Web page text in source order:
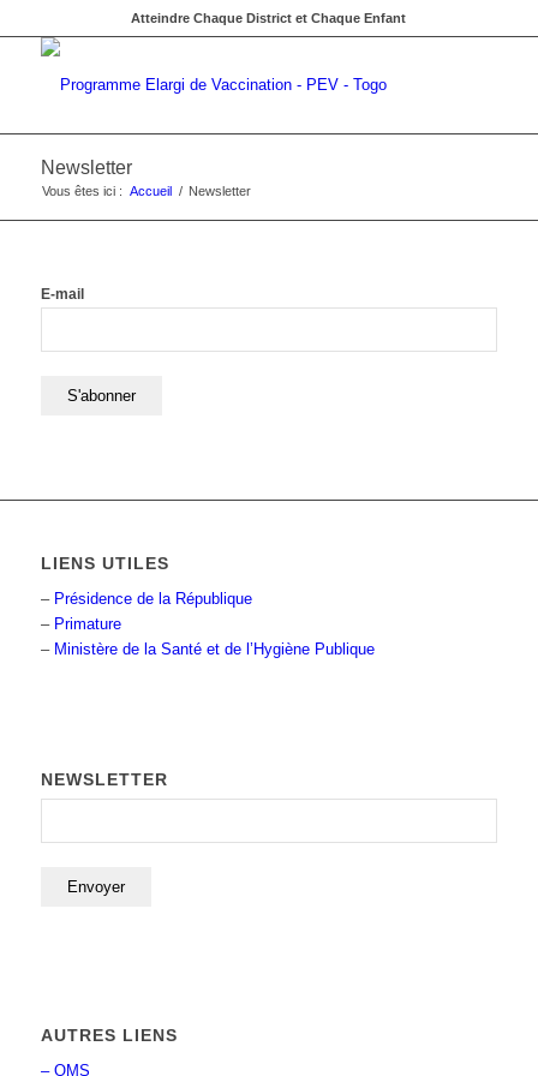
Atteindre Chaque District et Chaque Enfant
Newsletter
Vous êtes ici : Accueil / Newsletter
E-mail
LIENS UTILES
– Présidence de la République
– Primature
– Ministère de la Santé et de l’Hygiène Publique
NEWSLETTER
AUTRES LIENS
– OMS